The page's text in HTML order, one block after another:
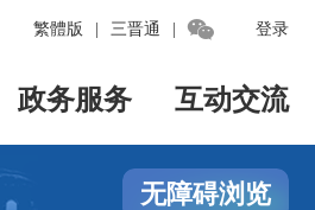
登录
繁體版 三晋通 
政务服务 互动交流
无障碍浏览